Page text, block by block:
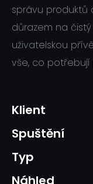
správu produktů
důrazem na
uživatelskou
vše, co potřebují